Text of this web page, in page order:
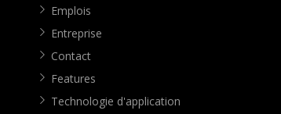
Emplois
Entreprise
Contact
Features
Technologie d'application